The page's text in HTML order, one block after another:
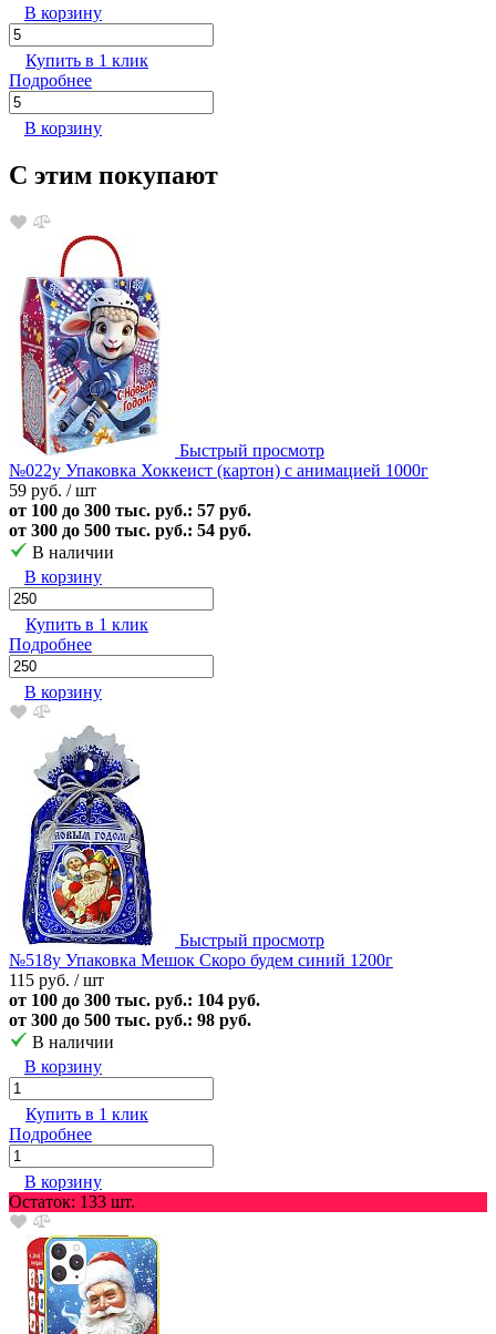
В корзину
Купить в 1 клик
Подробнее
В корзину
С этим покупают
Быстрый просмотр
№022у Упаковка Хоккеист (картон) с анимацией 1000г
59 руб. / шт
от 100 до 300 тыс. руб.: 57 руб.
от 300 до 500 тыс. руб.: 54 руб.
В наличии
В корзину
Купить в 1 клик
Подробнее
В корзину
Быстрый просмотр
№518у Упаковка Мешок Скоро будем синий 1200г
115 руб. / шт
от 100 до 300 тыс. руб.: 104 руб.
от 300 до 500 тыс. руб.: 98 руб.
В наличии
В корзину
Купить в 1 клик
Подробнее
В корзину
Остаток: 133 шт.